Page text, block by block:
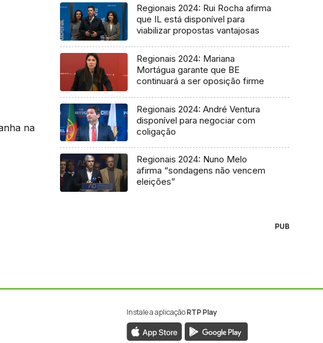
na
Regionais 2024: Rui Rocha afirma
que IL está disponível para
viabilizar propostas vantajosas
Regionais 2024: Mariana
Mortágua garante que BE
continuará a ser oposição firme
Regionais 2024: André Ventura
disponível para negociar com
coligação
Regionais 2024: Nuno Melo
afirma “sondagens não vencem
eleições”
PUB
Instale a aplicaçãoRTP Play